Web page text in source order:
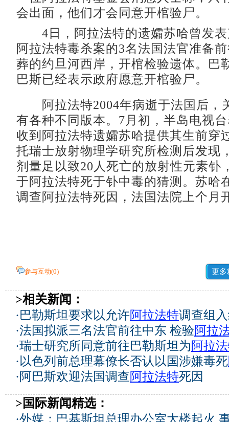
会出面，他们才会同意开棺验尸。
4日，阿拉法特的遗孀苏哈曾发表
阿拉法特毒杀案的3名法国法官准备
葬的约旦河西岸，开棺检验遗体。巴
巴斯已经表示政府愿意开棺验尸。
阿拉法特2004年病逝于法国后，
有各种不同版本。7月初，半岛电视
收到阿拉法特遗孀苏哈提供其生前穿
托瑞士放射物理学研究所检测后发现
剂量足以致20人死亡的放射性元素钋
于阿拉法特死于钋中毒的猜测。苏哈
调查阿拉法特死因，法国法院上个月
参与互动(0) 更多
>相关新闻：
·巴勒斯坦要求以允许阿拉法特调查组
·法国拟派三名法官前往中东 检验阿拉
·瑞士研究所同意前往巴勒斯坦为 阿拉
·以色列前总理幕僚长否认以国涉嫌毒死
· 阿巴斯欢迎法国调查阿拉法特死因
>国际新闻精选：
·外媒：巴基斯坦总理办公室大楼起火